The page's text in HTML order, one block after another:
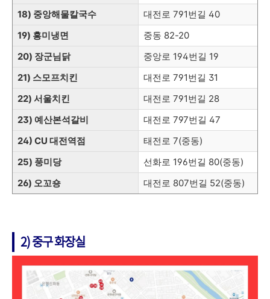
18) 중앙해물칼국수
대전로 791번길 40
19) 흥미냉면
중동 82-20
20) 장군님닭
중앙로 194번길 19
21) 스모프치킨
대전로 791번길 31
22) 서울치킨
대전로 791번길 28
23) 예산본석갈비
대전로 797번길 47
24) CU 대전역점
태전로 7(중동)
25) 풍미당
선화로 196번길 80(중동)
26) 오꼬숑
대전로 807번길 52(중동)
2) 중구 화장실